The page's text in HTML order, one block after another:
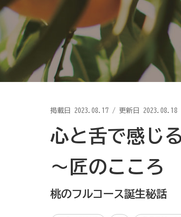
掲載日 2023.08.17 / 更新日 2023.08.18
心と舌で感じ
～匠のこころ
桃のフルコース誕生秘話